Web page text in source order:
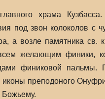
храма Кузбасса.
под звон колоколов с
а возле памятника
желающим финики,
финиковой пальмы.
преподоного
Божьему.